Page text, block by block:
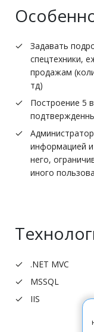
Задавать
спецтехники,
продажам
тд)
Построение 5
информацией
него,
иного
.NET MVC
MSSQL
IIS